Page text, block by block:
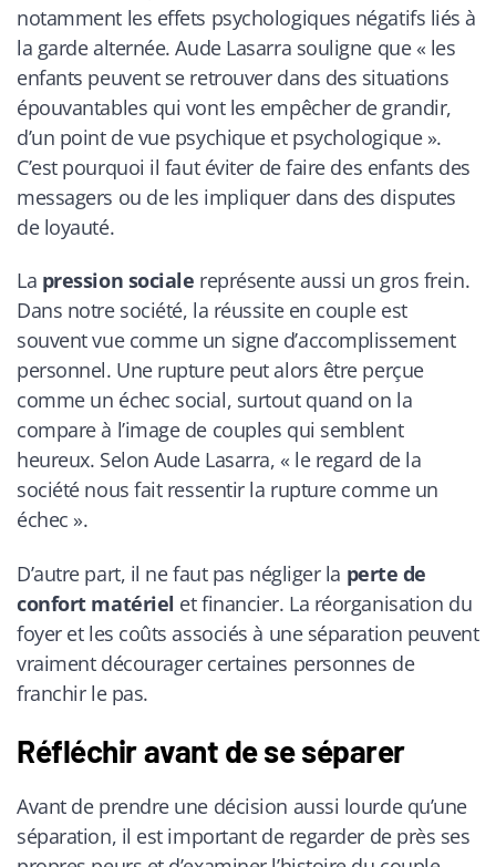
notamment les effets psychologiques négatifs liés à
la garde alternée. Aude Lasarra souligne que « les
enfants peuvent se retrouver dans des situations
épouvantables qui vont les empêcher de grandir,
d’un point de vue psychique et psychologique ».
C’est pourquoi il faut éviter de faire des enfants des
messagers ou de les impliquer dans des disputes
de loyauté.
La pression sociale représente aussi un gros frein.
Dans notre société, la réussite en couple est
souvent vue comme un signe d’accomplissement
personnel. Une rupture peut alors être perçue
comme un échec social, surtout quand on la
compare à l’image de couples qui semblent
heureux. Selon Aude Lasarra, « le regard de la
société nous fait ressentir la rupture comme un
échec ».
D’autre part, il ne faut pas négliger la perte de
confort matériel et financier. La réorganisation du
foyer et les coûts associés à une séparation peuvent
vraiment décourager certaines personnes de
franchir le pas.
Réfléchir avant de se séparer
Avant de prendre une décision aussi lourde qu’une
séparation, il est important de regarder de près ses